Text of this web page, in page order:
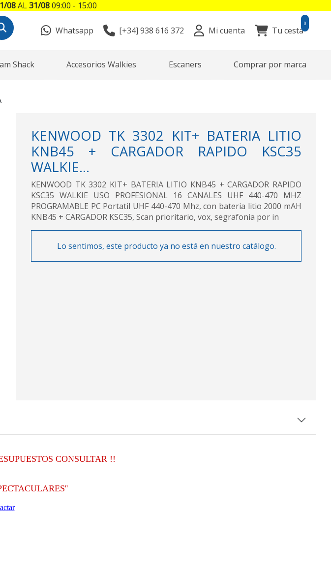
Whatsapp [+34] 938 616 372 Mi cuenta Tu cesta
0
Shack Accesorios Walkies Escaners Comprar por marca
KENWOOD TK 3302 KIT+ BATERIA LITIO
KNB45 + CARGADOR RAPIDO KSC35
WALKIE...
KENWOOD TK 3302 KIT+ BATERIA LITIO KNB45 + CARGADOR RAPIDO
KSC35 WALKIE USO PROFESIONAL 16 CANALES UHF 440-470 MHZ
PROGRAMABLE PC Portatil UHF 440-470 Mhz, con bateria litio 2000 mAH
KNB45 + CARGADOR KSC35, Scan prioritario, vox, segrafonia por in
Lo sentimos, este producto ya no está en nuestro catálogo.
CONSULTAR !!
08AL31/0809:00 - 15:00